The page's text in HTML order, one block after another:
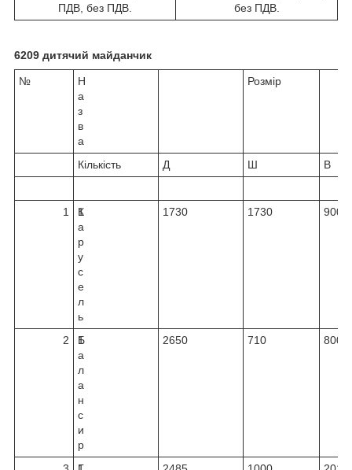
ПДВ, без ПДВ.
без ПДВ.
6209 дитячий майданчик
№
Н
а
з
в
а
Розмір
Кількість Д Ш В
1
К
а
р
у
с
е
л
ь
1 1730 1730 900
2
Б
а
л
а
н
с
и
р
1 2650 710 800